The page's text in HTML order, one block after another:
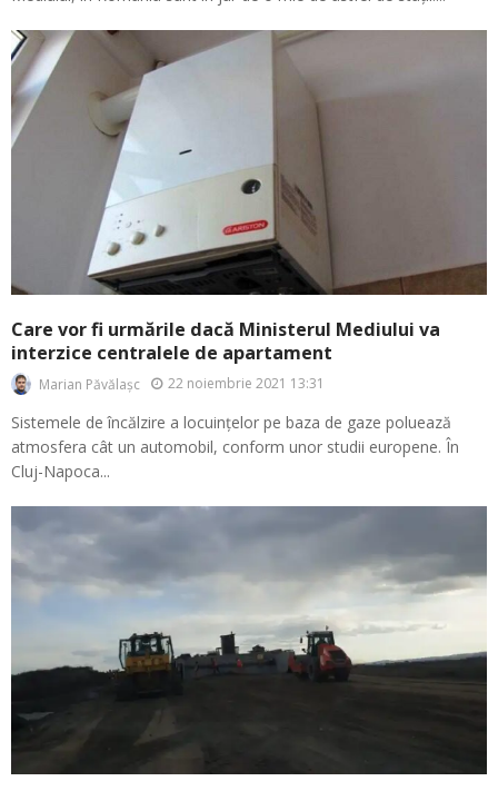
Care vor fi urmările dacă Ministerul Mediului va
interzice centralele de apartament
Marian Păvălașc 22 noiembrie 2021 13:31
Sistemele de încălzire a locuințelor pe baza de gaze poluează
atmosfera cât un automobil, conform unor studii europene. În
Cluj-Napoca...